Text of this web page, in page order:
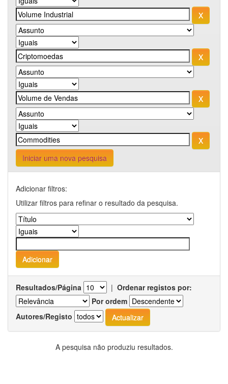
Iniciar uma nova pesquisa
Adicionar filtros:
Utilizar filtros para refinar o resultado da pesquisa.
Resultados/Página | Ordenar registos por:
Por ordem
Autores/Registo
A pesquisa não produziu resultados.